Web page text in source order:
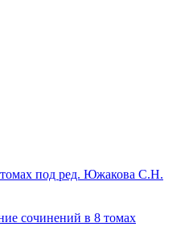
под ред. Южакова С.Н.